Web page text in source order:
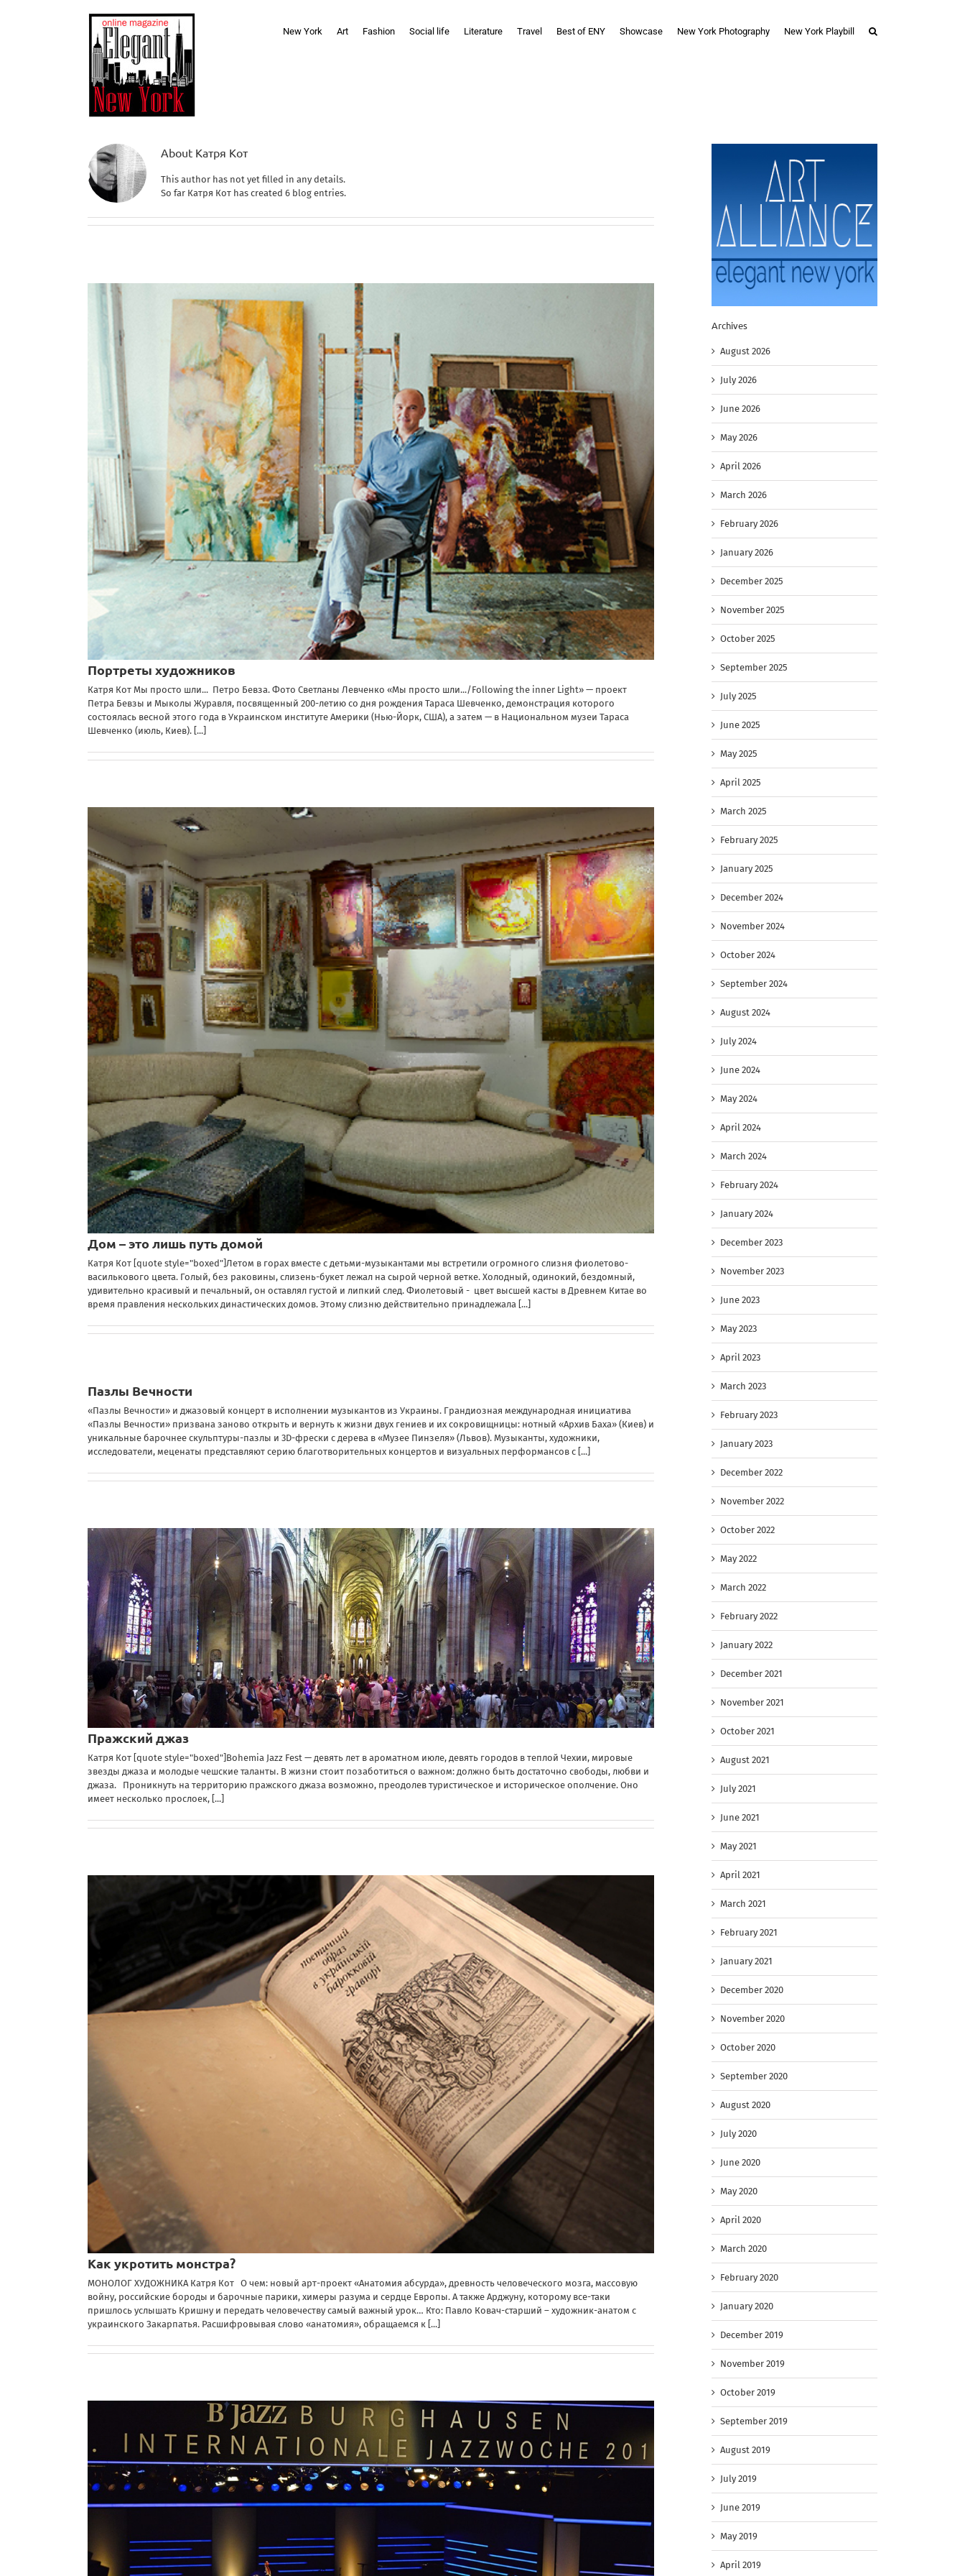
New York Art Fashion Social life Literature Travel Best of ENY Showcase New York Photography New York Playbill
About Катря Кот
This author has not yet filled in any details.
So far Катря Кот has created 6 blog entries.
Портреты художников
Катря Кот Мы просто шли... Петро Бевза. Фото Светланы Левченко «Мы просто шли.../Following the inner Light» — проект
Петра Бевзы и Мыколы Журавля, посвященный 200-летию со дня рождения Тараса Шевченко, демонстрация которого
состоялась весной этого года в Украинском институте Америки (Нью-Йорк, США), а затем — в Национальном музеи Тараса
Шевченко (июль, Киев). [...]
Дом – это лишь путь домой
Катря Кот [quote style="boxed"]Летом в горах вместе с детьми-музыкантами мы встретили огромного слизня фиолетово-
василькового цвета. Голый, без раковины, слизень-букет лежал на сырой черной ветке. Холодный, одинокий, бездомный,
удивительно красивый и печальный, он оставлял густой и липкий след. Фиолетовый - цвет высшей касты в Древнем Китае во
время правления нескольких династических домов. Этому слизню действительно принадлежала [...]
Пазлы Вечности
«Пазлы Вечности» и джазовый концерт в исполнении музыкантов из Украины. Грандиозная международная инициатива
«Пазлы Вечности» призвана заново открыть и вернуть к жизни двух гениев и их сокровищницы: нотный «Архив Баха» (Киев) и
уникальные барочнее скульптуры-пазлы и 3D-фрески с дерева в «Музее Пинзеля» (Львов). Музыканты, художники,
исследователи, меценаты представляют серию благотворительных концертов и визуальных перформансов с [...]
Пражский джаз
Катря Кот [quote style="boxed"]Bohemia Jazz Fest — девять лет в ароматном июле, девять городов в теплой Чехии, мировые
звезды джаза и молодые чешские таланты. В жизни стоит позаботиться о важном: должно быть достаточно свободы, любви и
джаза. Проникнуть на территорию пражского джаза возможно, преодолев туристическое и историческое ополчение. Оно
имеет несколько прослоек, [...]
Как укротить монстра?
МОНОЛОГ ХУДОЖНИКА Катря Кот О чем: новый арт-проект «Анатомия абсурда», древность человеческого мозга, массовую
войну, российские бороды и барочные парики, химеры разума и сердце Европы. А также Арджуну, которому все-таки
пришлось услышать Кришну и передать человечеству самый важный урок… Кто: Павло Ковач-старший – художник-анатом с
украинского Закарпатья. Расшифровывая слово «анатомия», обращаемся к [...]
Archives
August 2026
July 2026
June 2026
May 2026
April 2026
March 2026
February 2026
January 2026
December 2025
November 2025
October 2025
September 2025
July 2025
June 2025
May 2025
April 2025
March 2025
February 2025
January 2025
December 2024
November 2024
October 2024
September 2024
August 2024
July 2024
June 2024
May 2024
April 2024
March 2024
February 2024
January 2024
December 2023
November 2023
June 2023
May 2023
April 2023
March 2023
February 2023
January 2023
December 2022
November 2022
October 2022
May 2022
March 2022
February 2022
January 2022
December 2021
November 2021
October 2021
August 2021
July 2021
June 2021
May 2021
April 2021
March 2021
February 2021
January 2021
December 2020
November 2020
October 2020
September 2020
August 2020
July 2020
June 2020
May 2020
April 2020
March 2020
February 2020
January 2020
December 2019
November 2019
October 2019
September 2019
August 2019
July 2019
June 2019
May 2019
April 2019